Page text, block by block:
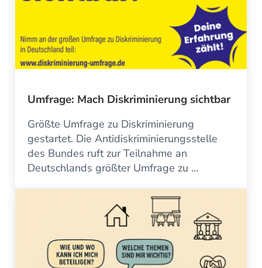
Umfrage: Mach Diskriminierung sichtbar
Größte Umfrage zu Diskriminierung
gestartet. Die Antidiskriminierungsstelle
des Bundes ruft zur Teilnahme an
Deutschlands größter Umfrage zu …